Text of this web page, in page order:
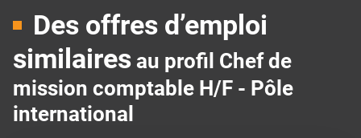
Des offres d’emploi
similaires au profil Chef de
mission comptable H/F - Pôle
international